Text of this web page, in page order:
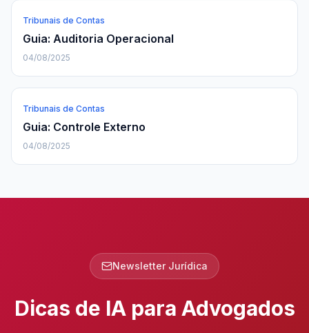
Tribunais de Contas
Guia: Auditoria Operacional
04/08/2025
Tribunais de Contas
Guia: Controle Externo
04/08/2025
Newsletter Jurídica
Dicas de IA para Advogados